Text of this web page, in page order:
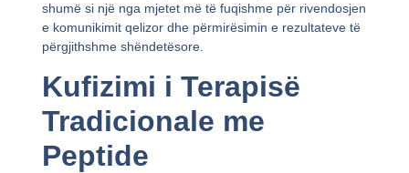
shumë si një nga mjetet më të fuqishme për rivendosjen
e komunikimit qelizor dhe përmirësimin e rezultateve të
përgjithshme shëndetësore.
Kufizimi i Terapisë
Tradicionale me
Peptide